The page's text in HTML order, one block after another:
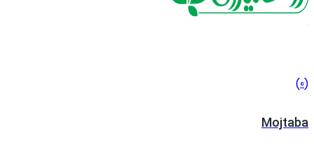
(0)
Mojtaba